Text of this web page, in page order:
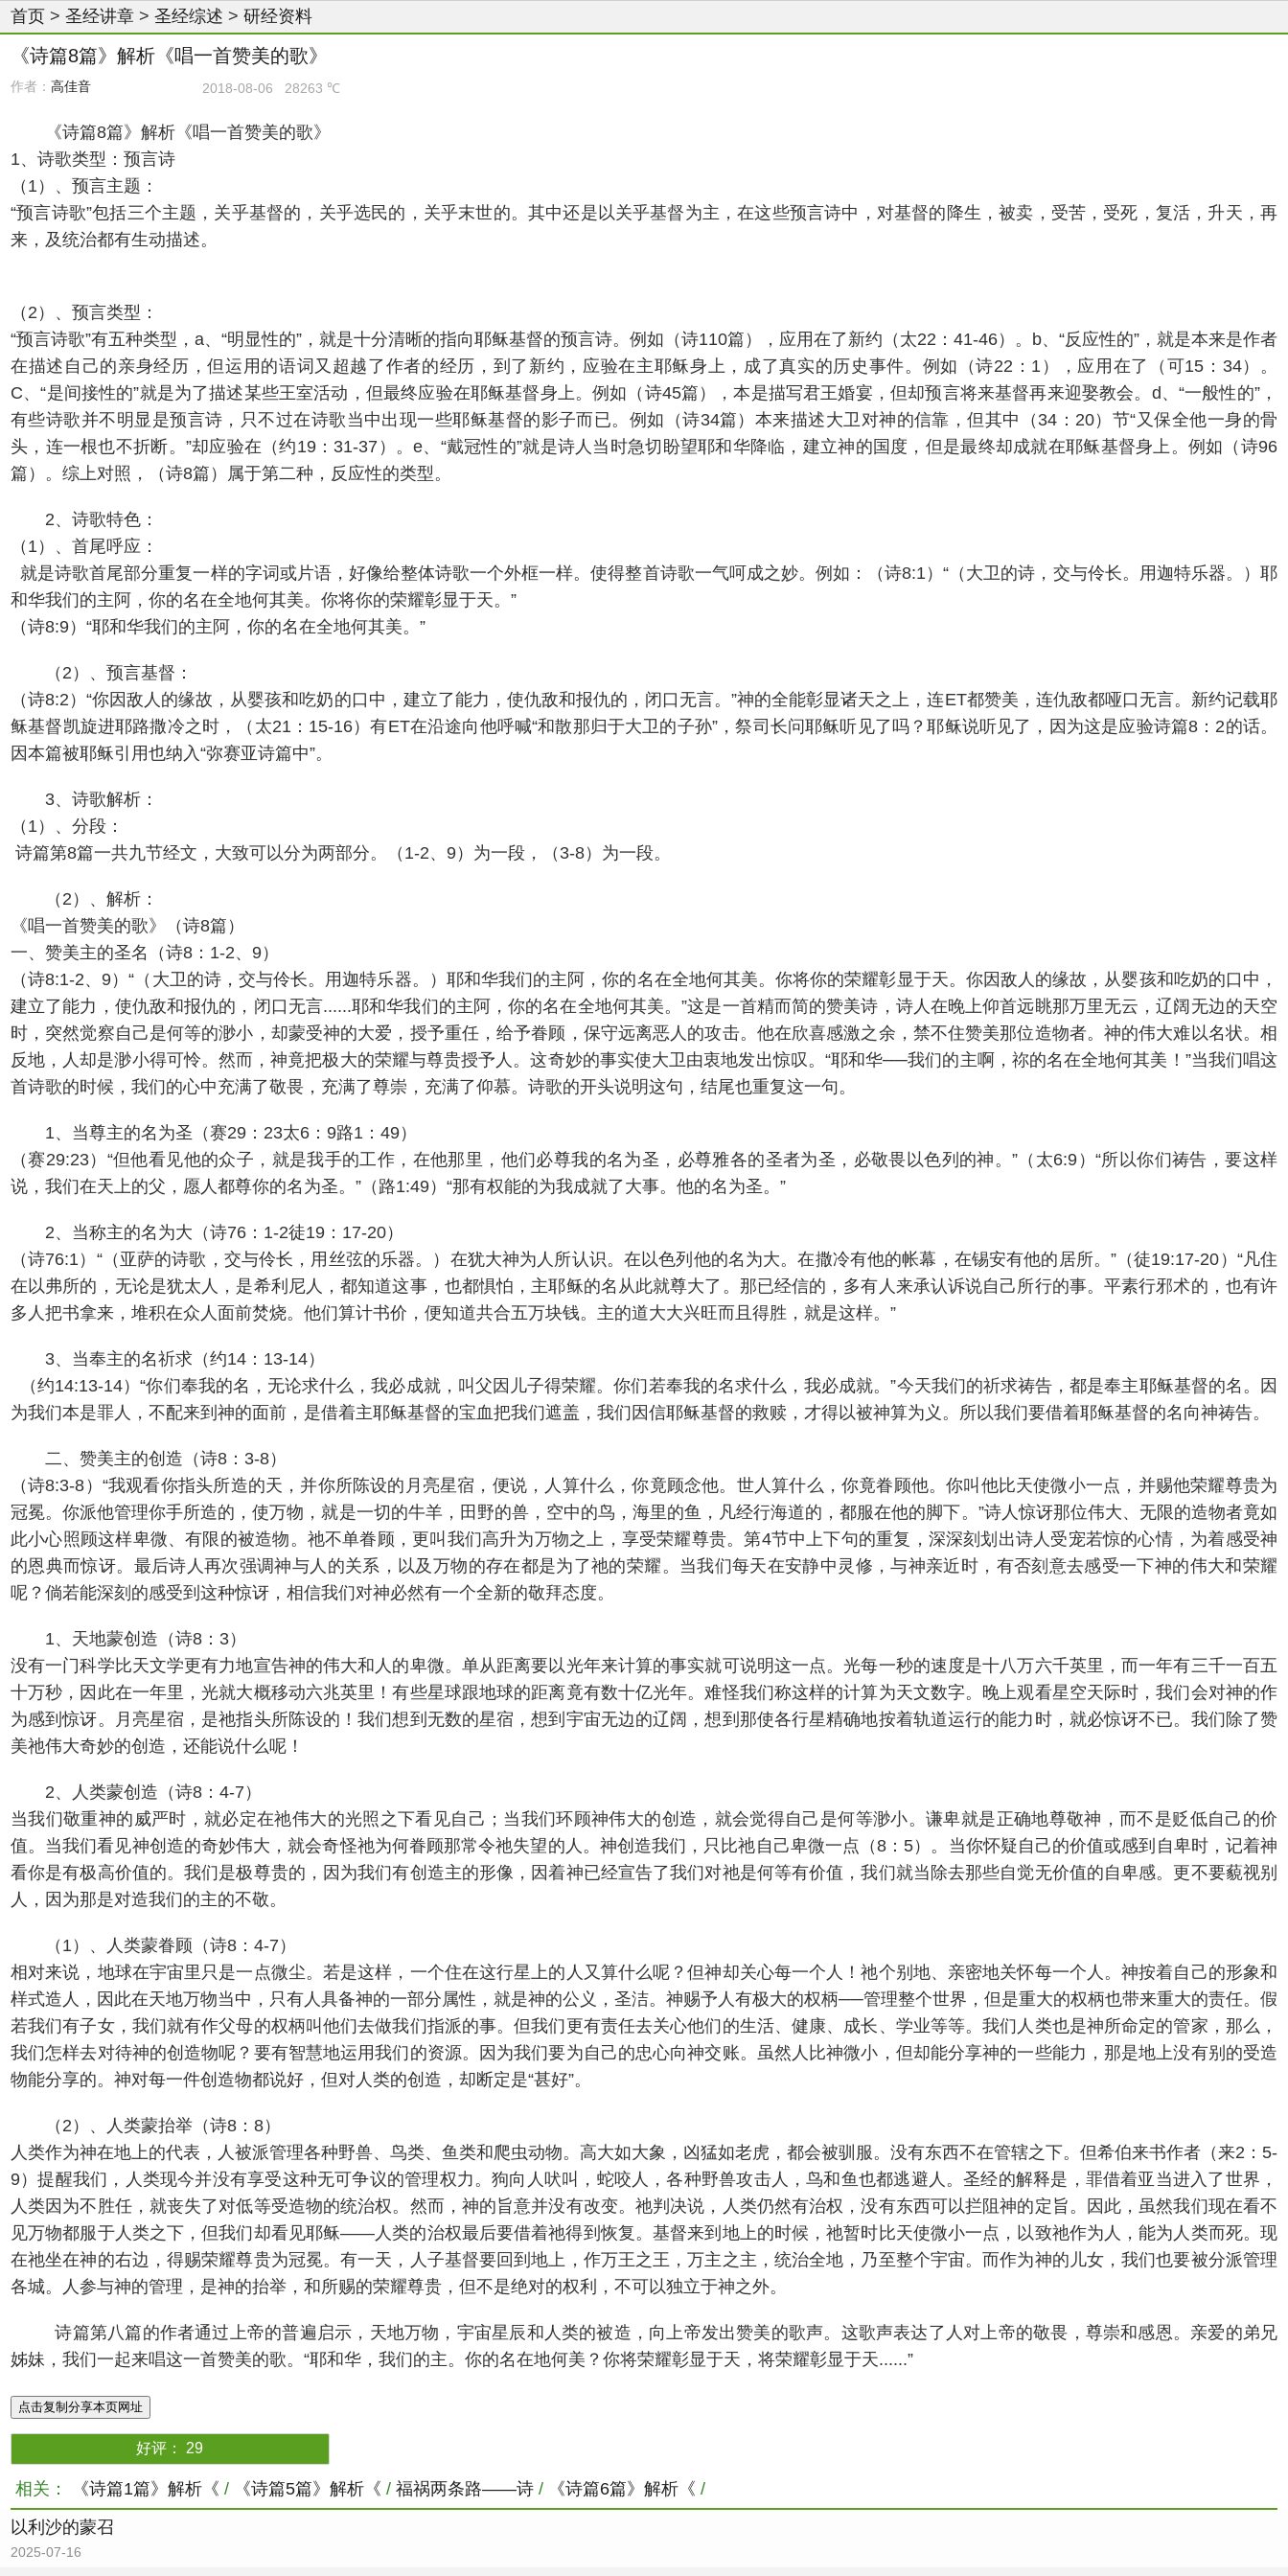
首页 > 圣经讲章 > 圣经综述 > 研经资料
《诗篇8篇》解析《唱一首赞美的歌》
作者： 高佳音 2018-08-06 28263 ℃
《诗篇8篇》解析《唱一首赞美的歌》
1、诗歌类型：预言诗
（1）、预言主题：
“预言诗歌”包括三个主题，关乎基督的，关乎选民的，关乎末世的。其中还是以关乎基督为主，在这些预言诗中，对基督的降生，被卖，受苦，受死，复活，升天，再
来，及统治都有生动描述。
（2）、预言类型：
“预言诗歌”有五种类型，a、“明显性的”，就是十分清晰的指向耶稣基督的预言诗。例如（诗110篇），应用在了新约（太22：41-46）。b、“反应性的”，就是本来是作者
在描述自己的亲身经历，但运用的语词又超越了作者的经历，到了新约，应验在主耶稣身上，成了真实的历史事件。例如（诗22：1），应用在了（可15：34）。
C、“是间接性的”就是为了描述某些王室活动，但最终应验在耶稣基督身上。例如（诗45篇），本是描写君王婚宴，但却预言将来基督再来迎娶教会。d、“一般性的”，
有些诗歌并不明显是预言诗，只不过在诗歌当中出现一些耶稣基督的影子而已。例如（诗34篇）本来描述大卫对神的信靠，但其中（34：20）节“又保全他一身的骨
头，连一根也不折断。”却应验在（约19：31-37）。e、“戴冠性的”就是诗人当时急切盼望耶和华降临，建立神的国度，但是最终却成就在耶稣基督身上。例如（诗96
篇）。综上对照，（诗8篇）属于第二种，反应性的类型。
2、诗歌特色：
（1）、首尾呼应：
就是诗歌首尾部分重复一样的字词或片语，好像给整体诗歌一个外框一样。使得整首诗歌一气呵成之妙。例如：（诗8:1）“（大卫的诗，交与伶长。用迦特乐器。）耶
和华我们的主阿，你的名在全地何其美。你将你的荣耀彰显于天。”
（诗8:9）“耶和华我们的主阿，你的名在全地何其美。”
（2）、预言基督：
（诗8:2）“你因敌人的缘故，从婴孩和吃奶的口中，建立了能力，使仇敌和报仇的，闭口无言。”神的全能彰显诸天之上，连ET都赞美，连仇敌都哑口无言。新约记载耶
稣基督凯旋进耶路撒冷之时，（太21：15-16）有ET在沿途向他呼喊“和散那归于大卫的子孙”，祭司长问耶稣听见了吗？耶稣说听见了，因为这是应验诗篇8：2的话。
因本篇被耶稣引用也纳入“弥赛亚诗篇中”。
3、诗歌解析：
（1）、分段：
诗篇第8篇一共九节经文，大致可以分为两部分。（1-2、9）为一段，（3-8）为一段。
（2）、解析：
《唱一首赞美的歌》（诗8篇）
一、赞美主的圣名（诗8：1-2、9）
（诗8:1-2、9）“（大卫的诗，交与伶长。用迦特乐器。）耶和华我们的主阿，你的名在全地何其美。你将你的荣耀彰显于天。你因敌人的缘故，从婴孩和吃奶的口中，
建立了能力，使仇敌和报仇的，闭口无言......耶和华我们的主阿，你的名在全地何其美。”这是一首精而简的赞美诗，诗人在晚上仰首远眺那万里无云，辽阔无边的天空
时，突然觉察自己是何等的渺小，却蒙受神的大爱，授予重任，给予眷顾，保守远离恶人的攻击。他在欣喜感激之余，禁不住赞美那位造物者。神的伟大难以名状。相
反地，人却是渺小得可怜。然而，神竟把极大的荣耀与尊贵授予人。这奇妙的事实使大卫由衷地发出惊叹。“耶和华──我们的主啊，祢的名在全地何其美！”当我们唱这
首诗歌的时候，我们的心中充满了敬畏，充满了尊崇，充满了仰慕。诗歌的开头说明这句，结尾也重复这一句。
1、当尊主的名为圣（赛29：23太6：9路1：49）
（赛29:23）“但他看见他的众子，就是我手的工作，在他那里，他们必尊我的名为圣，必尊雅各的圣者为圣，必敬畏以色列的神。”（太6:9）“所以你们祷告，要这样
说，我们在天上的父，愿人都尊你的名为圣。”（路1:49）“那有权能的为我成就了大事。他的名为圣。”
2、当称主的名为大（诗76：1-2徒19：17-20）
（诗76:1）“（亚萨的诗歌，交与伶长，用丝弦的乐器。）在犹大神为人所认识。在以色列他的名为大。在撒冷有他的帐幕，在锡安有他的居所。”（徒19:17-20）“凡住
在以弗所的，无论是犹太人，是希利尼人，都知道这事，也都惧怕，主耶稣的名从此就尊大了。那已经信的，多有人来承认诉说自己所行的事。平素行邪术的，也有许
多人把书拿来，堆积在众人面前焚烧。他们算计书价，便知道共合五万块钱。主的道大大兴旺而且得胜，就是这样。”
3、当奉主的名祈求（约14：13-14）
（约14:13-14）“你们奉我的名，无论求什么，我必成就，叫父因儿子得荣耀。你们若奉我的名求什么，我必成就。”今天我们的祈求祷告，都是奉主耶稣基督的名。因
为我们本是罪人，不配来到神的面前，是借着主耶稣基督的宝血把我们遮盖，我们因信耶稣基督的救赎，才得以被神算为义。所以我们要借着耶稣基督的名向神祷告。
二、赞美主的创造（诗8：3-8）
（诗8:3-8）“我观看你指头所造的天，并你所陈设的月亮星宿，便说，人算什么，你竟顾念他。世人算什么，你竟眷顾他。你叫他比天使微小一点，并赐他荣耀尊贵为
冠冕。你派他管理你手所造的，使万物，就是一切的牛羊，田野的兽，空中的鸟，海里的鱼，凡经行海道的，都服在他的脚下。”诗人惊讶那位伟大、无限的造物者竟如
此小心照顾这样卑微、有限的被造物。祂不单眷顾，更叫我们高升为万物之上，享受荣耀尊贵。第4节中上下句的重复，深深刻划出诗人受宠若惊的心情，为着感受神
的恩典而惊讶。最后诗人再次强调神与人的关系，以及万物的存在都是为了祂的荣耀。当我们每天在安静中灵修，与神亲近时，有否刻意去感受一下神的伟大和荣耀
呢？倘若能深刻的感受到这种惊讶，相信我们对神必然有一个全新的敬拜态度。
1、天地蒙创造（诗8：3）
没有一门科学比天文学更有力地宣告神的伟大和人的卑微。单从距离要以光年来计算的事实就可说明这一点。光每一秒的速度是十八万六千英里，而一年有三千一百五
十万秒，因此在一年里，光就大概移动六兆英里！有些星球跟地球的距离竟有数十亿光年。难怪我们称这样的计算为天文数字。晚上观看星空天际时，我们会对神的作
为感到惊讶。月亮星宿，是祂指头所陈设的！我们想到无数的星宿，想到宇宙无边的辽阔，想到那使各行星精确地按着轨道运行的能力时，就必惊讶不已。我们除了赞
美祂伟大奇妙的创造，还能说什么呢！
2、人类蒙创造（诗8：4-7）
当我们敬重神的威严时，就必定在祂伟大的光照之下看见自己；当我们环顾神伟大的创造，就会觉得自己是何等渺小。谦卑就是正确地尊敬神，而不是贬低自己的价
值。当我们看见神创造的奇妙伟大，就会奇怪祂为何眷顾那常令祂失望的人。神创造我们，只比祂自己卑微一点（8：5）。当你怀疑自己的价值或感到自卑时，记着神
看你是有极高价值的。我们是极尊贵的，因为我们有创造主的形像，因着神已经宣告了我们对祂是何等有价值，我们就当除去那些自觉无价值的自卑感。更不要藐视别
人，因为那是对造我们的主的不敬。
（1）、人类蒙眷顾（诗8：4-7）
相对来说，地球在宇宙里只是一点微尘。若是这样，一个住在这行星上的人又算什么呢？但神却关心每一个人！祂个别地、亲密地关怀每一个人。神按着自己的形象和
样式造人，因此在天地万物当中，只有人具备神的一部分属性，就是神的公义，圣洁。神赐予人有极大的权柄──管理整个世界，但是重大的权柄也带来重大的责任。假
若我们有子女，我们就有作父母的权柄叫他们去做我们指派的事。但我们更有责任去关心他们的生活、健康、成长、学业等等。我们人类也是神所命定的管家，那么，
我们怎样去对待神的创造物呢？要有智慧地运用我们的资源。因为我们要为自己的忠心向神交账。虽然人比神微小，但却能分享神的一些能力，那是地上没有别的受造
物能分享的。神对每一件创造物都说好，但对人类的创造，却断定是“甚好”。
（2）、人类蒙抬举（诗8：8）
人类作为神在地上的代表，人被派管理各种野兽、鸟类、鱼类和爬虫动物。高大如大象，凶猛如老虎，都会被驯服。没有东西不在管辖之下。但希伯来书作者（来2：5-
9）提醒我们，人类现今并没有享受这种无可争议的管理权力。狗向人吠叫，蛇咬人，各种野兽攻击人，鸟和鱼也都逃避人。圣经的解释是，罪借着亚当进入了世界，
人类因为不胜任，就丧失了对低等受造物的统治权。然而，神的旨意并没有改变。祂判决说，人类仍然有治权，没有东西可以拦阻神的定旨。因此，虽然我们现在看不
见万物都服于人类之下，但我们却看见耶稣——人类的治权最后要借着祂得到恢复。基督来到地上的时候，祂暂时比天使微小一点，以致祂作为人，能为人类而死。现
在祂坐在神的右边，得赐荣耀尊贵为冠冕。有一天，人子基督要回到地上，作万王之王，万主之主，统治全地，乃至整个宇宙。而作为神的儿女，我们也要被分派管理
各城。人参与神的管理，是神的抬举，和所赐的荣耀尊贵，但不是绝对的权利，不可以独立于神之外。
诗篇第八篇的作者通过上帝的普遍启示，天地万物，宇宙星辰和人类的被造，向上帝发出赞美的歌声。这歌声表达了人对上帝的敬畏，尊崇和感恩。亲爱的弟兄
姊妹，我们一起来唱这一首赞美的歌。“耶和华，我们的主。你的名在地何美？你将荣耀彰显于天，将荣耀彰显于天......”
点击复制分享本页网址
好评： 29
相关： 《诗篇1篇》解析《 / 《诗篇5篇》解析《 / 福祸两条路——诗 / 《诗篇6篇》解析《 /
以利沙的蒙召
2025-07-16